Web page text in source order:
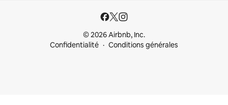
© 2026 Airbnb, Inc.
Confidentialité
Conditions générales